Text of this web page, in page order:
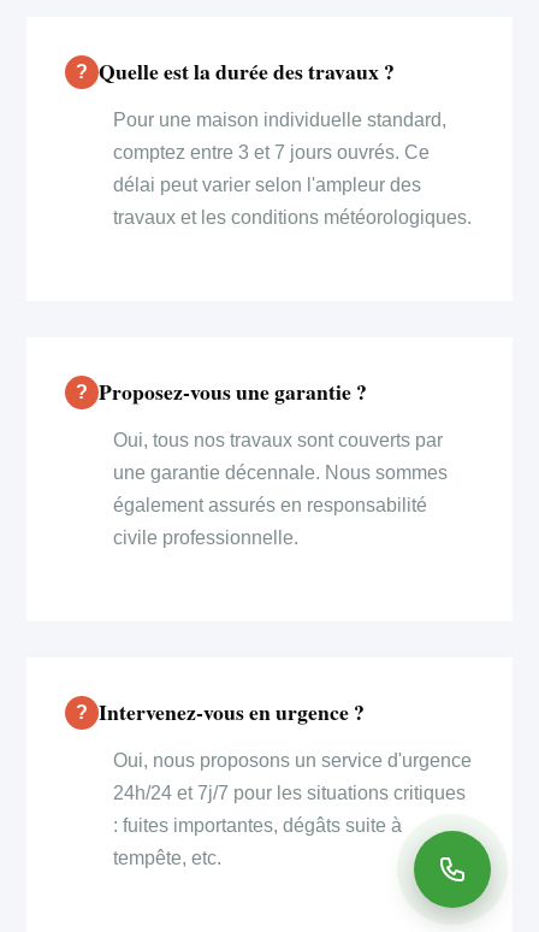
Quelle est la durée des travaux ?
Pour une maison individuelle standard,
comptez entre 3 et 7 jours ouvrés. Ce
délai peut varier selon l'ampleur des
travaux et les conditions météorologiques.
Proposez-vous une garantie ?
Oui, tous nos travaux sont couverts par
une garantie décennale. Nous sommes
également assurés en responsabilité
civile professionnelle.
Intervenez-vous en urgence ?
Oui, nous proposons un service d'urgence
24h/24 et 7j/7 pour les situations critiques
: fuites importantes, dégâts suite à
tempête, etc.